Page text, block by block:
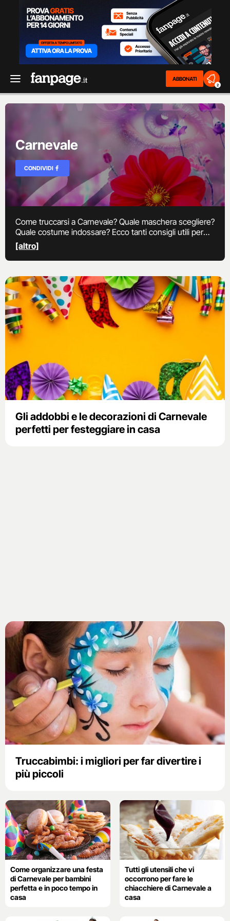
ABBONATI
2
Carnevale
CONDIVIDI
Come truccarsi a Carnevale? Quale maschera scegliere?
Quale costume indossare? Ecco tanti consigli utili per
creare addobbi, maschere ed abiti di Carnevale.
[altro]
Gli addobbi e le decorazioni di Carnevale
perfetti per festeggiare in casa
Truccabimbi: i migliori per far divertire i
più piccoli
Come organizzare una festa
di Carnevale per bambini
perfetta e in poco tempo in
casa
Tutti gli utensili che vi
occorrono per fare le
chiacchiere di Carnevale a
casa